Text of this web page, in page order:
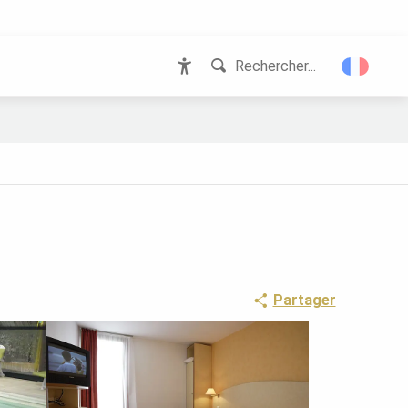
Rechercher...
Partager